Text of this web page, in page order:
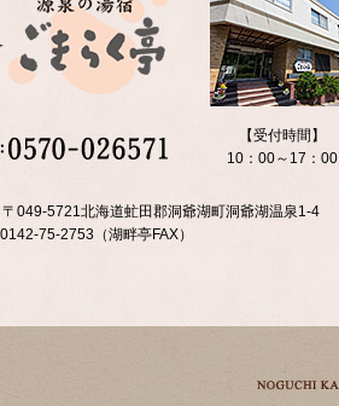
【受付時間】
10：00～17：00
049-5721北海道虻田郡洞爺湖町洞爺湖温泉1-4
75-2753（湖畔亭FAX）